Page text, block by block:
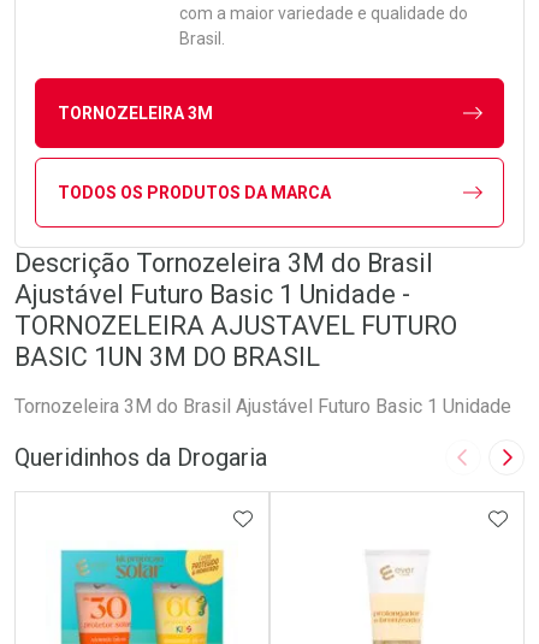
com a maior variedade e qualidade do
Brasil.
TORNOZELEIRA 3M
TODOS OS PRODUTOS DA MARCA
Descrição Tornozeleira 3M do Brasil
Ajustável Futuro Basic 1 Unidade -
TORNOZELEIRA AJUSTAVEL FUTURO
BASIC 1UN 3M DO BRASIL
Tornozeleira 3M do Brasil Ajustável Futuro Basic 1 Unidade
Queridinhos da Drogaria Imagem
ADICIONAR AOS FAVORITOS